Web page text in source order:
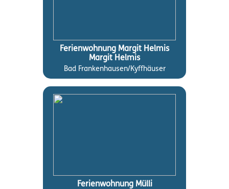
Ferienwohnung Margit Helmis
Margit Helmis
Bad Frankenhausen/Kyffhäuser
Ferienwohnung Mülli